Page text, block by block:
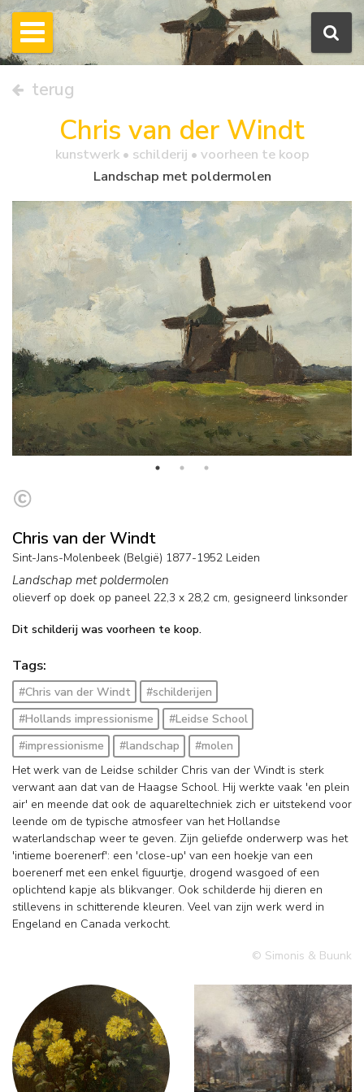
terug
Chris van der Windt
kunstwerk • schilderij • voorheen te koop
Landschap met poldermolen
Chris van der Windt
Sint-Jans-Molenbeek (België) 1877-1952 Leiden
Landschap met poldermolen
olieverf op doek op paneel 22,3 x 28,2 cm, gesigneerd linksonder
Dit schilderij was voorheen te koop.
Tags:
#Chris van der Windt
#schilderijen
#Hollands impressionisme
#Leidse School
#impressionisme
#landschap
#molen
Het werk van de Leidse schilder Chris van der Windt is sterk
verwant aan dat van de Haagse School. Hij werkte vaak 'en plein
air' en meende dat ook de aquareltechniek zich er uitstekend voor
leende om de typische atmosfeer van het Hollandse
waterlandschap weer te geven. Zijn geliefde onderwerp was het
'intieme boerenerf': een 'close-up' van een hoekje van een
boerenerf met een enkel figuurtje, drogend wasgoed of een
oplichtend kapje als blikvanger. Ook schilderde hij dieren en
stillevens in schitterende kleuren. Veel van zijn werk werd in
© Simonis & Buunk